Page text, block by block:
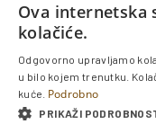
Uvjeti dostave
Politika povrata
GDPR
Ova internetska
kolačiće.
Odgovorno upravljamo
u bilo kojem trenutku.
kuće. Podrobno
PRIKAŽI